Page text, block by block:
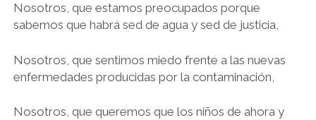
Nosotros, que estamos preocupados porque
sabemos que habrá sed de agua y sed de justicia,
Nosotros, que sentimos miedo frente a las nuevas
enfermedades producidas por la contaminación,
Nosotros, que queremos que los niños de ahora y